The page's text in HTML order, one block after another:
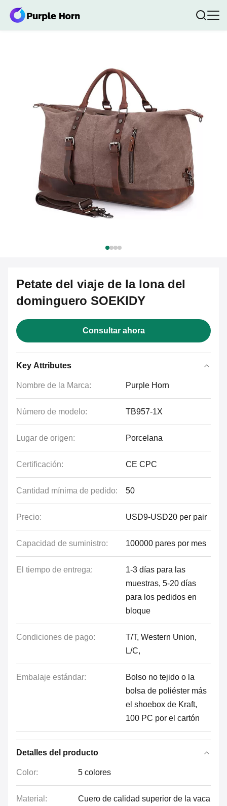
Petate del viaje de la lona del
dominguero SOEKIDY
Consultar ahora
Key Attributes
Nombre de la Marca: Purple Horn
Número de modelo: TB957-1X
Lugar de origen: Porcelana
Certificación: CE CPC
Cantidad mínima de pedido: 50
Precio: USD9-USD20 per pair
Capacidad de suministro: 100000 pares por mes
El tiempo de entrega:
1-3 días para las
muestras, 5-20 días
para los pedidos en
bloque
Condiciones de pago:
T/T, Western Union,
L/C,
Embalaje estándar:
Bolso no tejido o la
bolsa de poliéster más
el shoebox de Kraft,
100 PC por el cartón
Detalles del producto
Color: 5 colores
Material: Cuero de calidad superior de la vaca